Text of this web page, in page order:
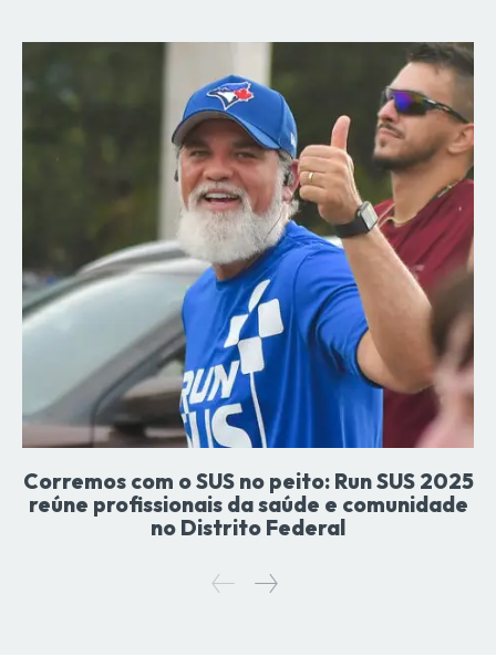
Corremos com o SUS no peito: Run SUS 2025
reúne profissionais da saúde e comunidade
no Distrito Federal